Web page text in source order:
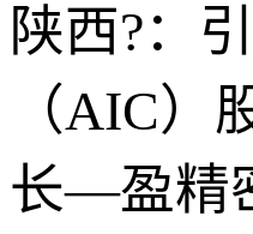
陕西?：
（AIC）
长—盈精